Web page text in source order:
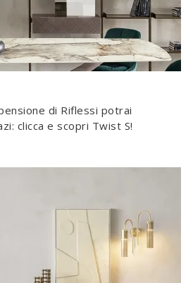
di Riflessi potrai
clicca e scopri Twist S!